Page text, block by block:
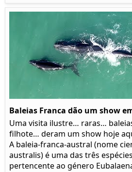
Baleias Franca dão um show
Uma visita ilustre… raras…
filhote… deram um show hoje
A baleia-franca-austral (nome
australis) é uma das três
pertencente ao género